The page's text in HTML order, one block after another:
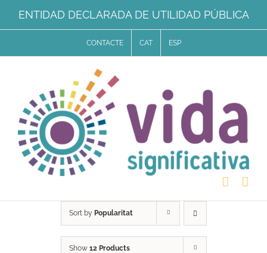
Skip
to
ENTIDAD DECLARADA DE UTILIDAD PÚBLICA
CONTACTE CAT ESP
Sort by Popularitat
Show 12 Products